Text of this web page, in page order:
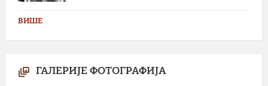
ВИШЕ
ГАЛЕРИЈЕ ФОТОГРАФИЈА